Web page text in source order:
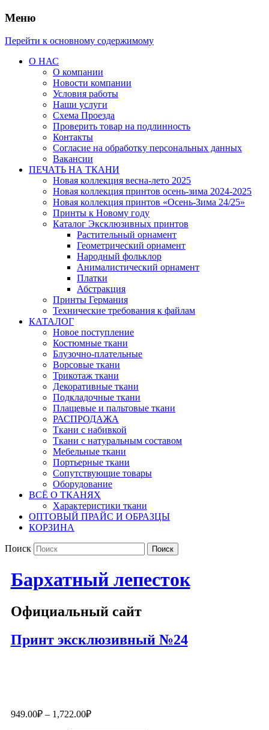
Меню
Перейти к основному содержимому
О НАС
О компании
Новости компании
Условия работы
Наши услуги
Схема Проезда
Проверить товар на подлинность
Контакты
Согласие на обработку персональных данных
Вакансии
ПЕЧАТЬ НА ТКАНИ
Новая коллекция весна-лето 2025
Новая коллекция принтов осень-зима 2024-2025
Новая коллекция принтов «Осень-Зима 24/25»
Принты к Новому году
Каталог Эксклюзивных принтов
Растительный орнамент
Геометрический орнамент
Народный фольклор
Анималистический орнамент
Платки
Абстракция
Принты Германия
Технические требования к файлам
КАТАЛОГ
Новое поступление
Костюмные ткани
Блузочно-плательные
Ворсовые ткани
Трикотаж ткани
Декоративные ткани
Подкладочные ткани
Плащевые и пальтовые ткани
РАСПРОДАЖА
Ткани с набивкой
Ткани с натуральным составом
Мебельные ткани
Портьерные ткани
Сопутствующие товары
Оборудование
ВСЁ О ТКАНЯХ
Характеристики ткани
ОПТОВЫЙ ПРАЙС И ОБРАЗЦЫ
КОРЗИНА
Поиск
Бархатный лепесток
Официальный сайт
Принт эксклюзивный №24
949.00₽– 1,722.00₽